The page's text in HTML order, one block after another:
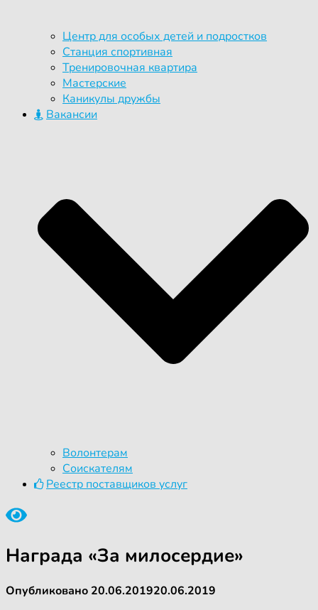
Центр для особых детей и подростков
Станция спортивная
Тренировочная квартира
Мастерские
Каникулы дружбы
Вакансии
Волонтерам
Соискателям
Реестр поставщиков услуг
Награда «За милосердие»
Опубликовано 20.06.201920.06.2019